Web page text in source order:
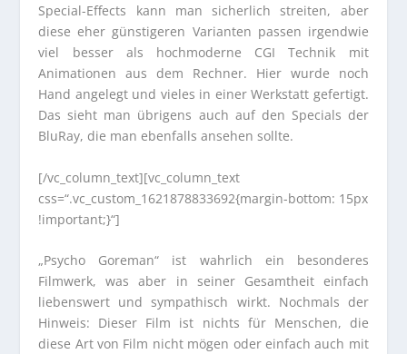
Special-Effects kann man sicherlich streiten, aber
diese eher günstigeren Varianten passen irgendwie
viel besser als hochmoderne CGI Technik mit
Animationen aus dem Rechner. Hier wurde noch
Hand angelegt und vieles in einer Werkstatt gefertigt.
Das sieht man übrigens auch auf den Specials der
BluRay, die man ebenfalls ansehen sollte.
[/vc_column_text][vc_column_text
css=“.vc_custom_1621878833692{margin-bottom: 15px
!important;}“]
„Psycho Goreman“ ist wahrlich ein besonderes
Filmwerk, was aber in seiner Gesamtheit einfach
liebenswert und sympathisch wirkt. Nochmals der
Hinweis: Dieser Film ist nichts für Menschen, die
diese Art von Film nicht mögen oder einfach auch mit